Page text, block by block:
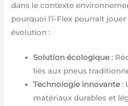
dans le contexte
pourquoi l’i-Flex pourrait
évolution :
Solution écologique :
liés aux pneus
Technologie innovante :
matériaux durables et